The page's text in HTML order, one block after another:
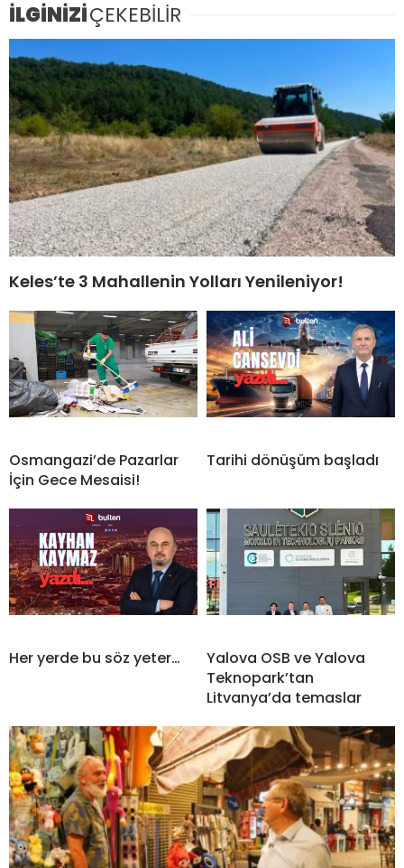
İLGİNİZİÇEKEBİLİR
Keles’te 3 Mahallenin Yolları Yenileniyor!
Osmangazi’de Pazarlar
İçin Gece Mesaisi!
Tarihi dönüşüm başladı
Her yerde bu söz yeter…
Yalova OSB ve Yalova
Teknopark’tan
Litvanya’da temaslar